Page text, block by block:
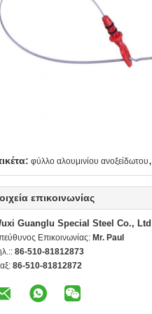
φύλλο αλουμινίου ανοξείδωτου,
επικοινωνίας
Guanglu Special Steel Co., Ltd
Επικοινωνίας: Mr. Paul
86-510-81812873
86-510-81812872